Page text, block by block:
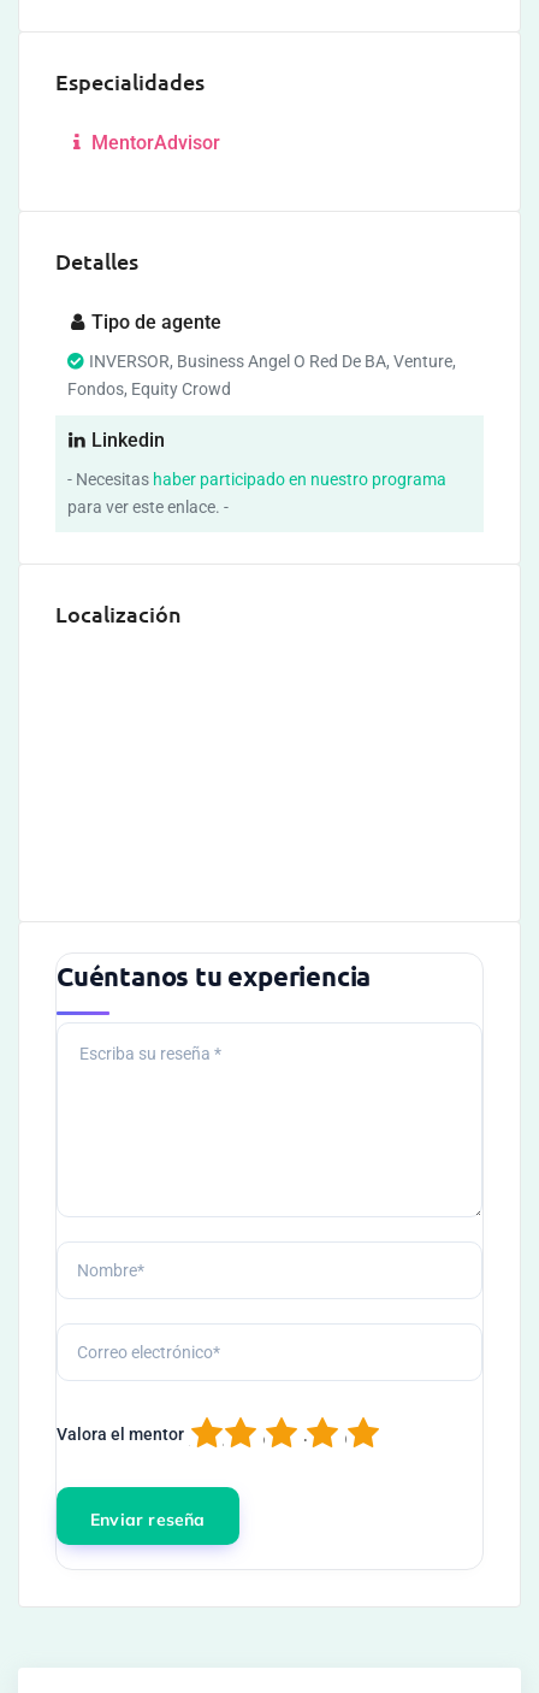
Especialidades
MentorAdvisor
Detalles
Tipo de agente
INVERSOR, Business Angel O Red De BA, Venture,
Fondos, Equity Crowd
Linkedin
- Necesitas haber participado en nuestro programa
para ver este enlace. -
Localización
Cuéntanos tu experiencia
Valora el mentor 5
4
3
2
1